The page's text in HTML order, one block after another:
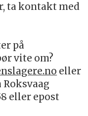
ta kontakt med
på
vite om?
eller
eller epost